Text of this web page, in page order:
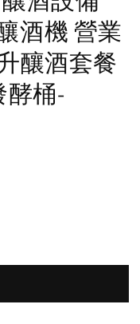
酒機 營業
釀酒套餐
酵桶-